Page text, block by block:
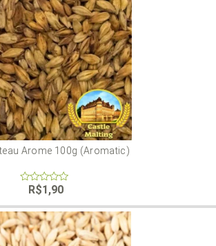
Arome 100g (Aromatic)
of
5
R$1,90